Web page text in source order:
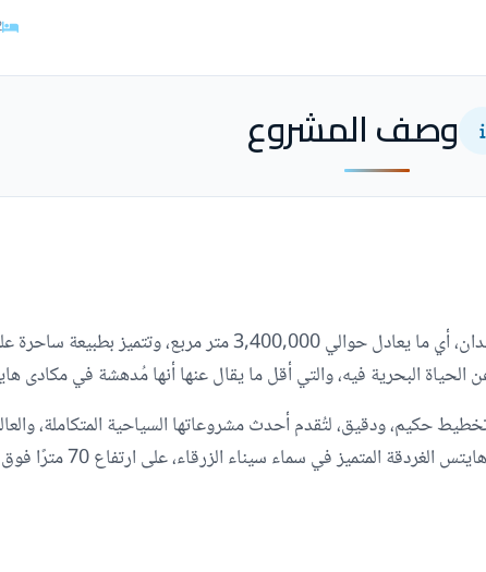
وصف المشروع
مكادي هايتس مدينة ساحلية فريدة من نوعها، تزيد مساحتها عن 840 فدان، أي ما يعادل
الحياة البحرية فيه، والتي أقل ما يقال عنها أنها مُدهشة في مكادى
حكيم، ودقيق، لتُقدم أحدث مشروعاتها السياحية المتكاملة،
لتبهرنا بأروع التصميمات